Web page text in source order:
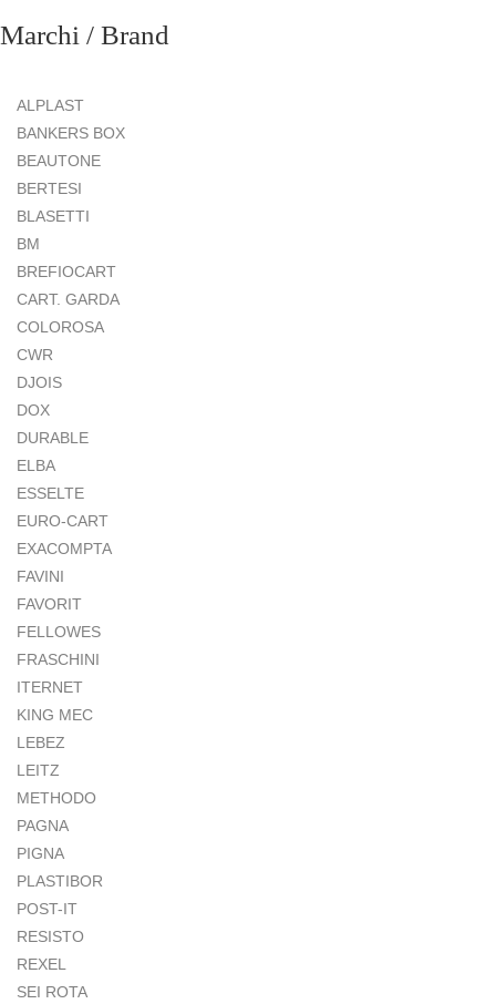
Marchi / Brand
ALPLAST
BANKERS BOX
BEAUTONE
BERTESI
BLASETTI
BM
BREFIOCART
CART. GARDA
COLOROSA
CWR
DJOIS
DOX
DURABLE
ELBA
ESSELTE
EURO-CART
EXACOMPTA
FAVINI
FAVORIT
FELLOWES
FRASCHINI
ITERNET
KING MEC
LEBEZ
LEITZ
METHODO
PAGNA
PIGNA
PLASTIBOR
POST-IT
RESISTO
REXEL
SEI ROTA